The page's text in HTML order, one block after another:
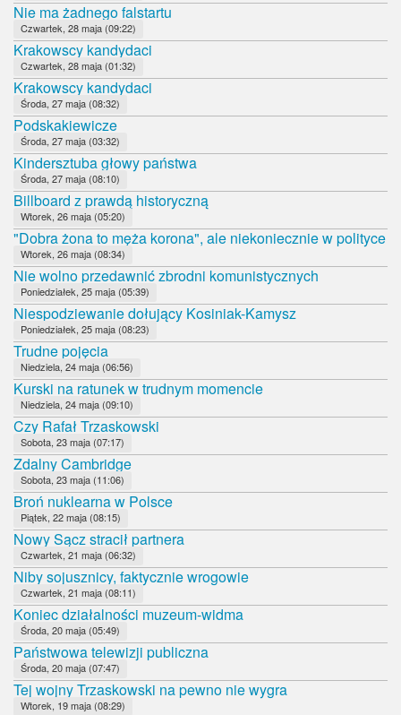
Nie ma żadnego falstartu
Czwartek, 28 maja (09:22)
Krakowscy kandydaci
Czwartek, 28 maja (01:32)
Krakowscy kandydaci
Środa, 27 maja (08:32)
Podskakiewicze
Środa, 27 maja (03:32)
Kindersztuba głowy państwa
Środa, 27 maja (08:10)
Billboard z prawdą historyczną
Wtorek, 26 maja (05:20)
"Dobra żona to męża korona", ale niekoniecznie w polityce
Wtorek, 26 maja (08:34)
Nie wolno przedawnić zbrodni komunistycznych
Poniedziałek, 25 maja (05:39)
Niespodziewanie dołujący Kosiniak-Kamysz
Poniedziałek, 25 maja (08:23)
Trudne pojęcia
Niedziela, 24 maja (06:56)
Kurski na ratunek w trudnym momencie
Niedziela, 24 maja (09:10)
Czy Rafał Trzaskowski
Sobota, 23 maja (07:17)
Zdalny Cambridge
Sobota, 23 maja (11:06)
Broń nuklearna w Polsce
Piątek, 22 maja (08:15)
Nowy Sącz stracił partnera
Czwartek, 21 maja (06:32)
Niby sojusznicy, faktycznie wrogowie
Czwartek, 21 maja (08:11)
Koniec działalności muzeum-widma
Środa, 20 maja (05:49)
Państwowa telewizji publiczna
Środa, 20 maja (07:47)
Tej wojny Trzaskowski na pewno nie wygra
Wtorek, 19 maja (08:29)